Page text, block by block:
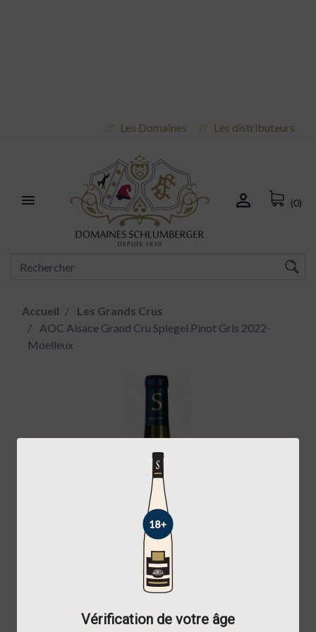
Vérification de votre âge
Les Domaines Les distributeurs
  (0)
Accueil
Les Grands Crus
AOC Alsace Grand Cru Spiegel Pinot Gris 2022-
Moelleux